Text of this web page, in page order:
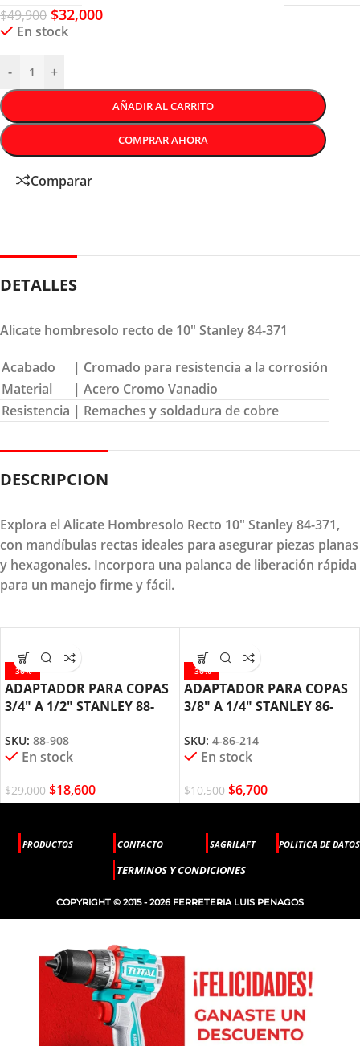
$49,900 $32,000
En stock
- +
AÑADIR AL CARRITO
COMPRAR AHORA
Comparar
DETALLES
Alicate hombresolo recto de 10″ Stanley 84-371
Acabado
| Cromado para resistencia a la corrosión
Material
| Acero Cromo Vanadio
Resistencia | Remaches y soldadura de cobre
DESCRIPCION
Explora el Alicate Hombresolo Recto 10" Stanley 84-371,
con mandíbulas rectas ideales para asegurar piezas planas
y hexagonales. Incorpora una palanca de liberación rápida
para un manejo firme y fácil.
-36%
ADAPTADOR PARA COPAS
3/4″ A 1/2″ STANLEY 88-
SKU: 88-908
En stock
$29,000 $18,600
-36%
ADAPTADOR PARA COPAS
3/8″ A 1/4″ STANLEY 86-
SKU: 4-86-214
En stock
$10,500 $6,700
PRODUCTOS CONTACTO SAGRILAFT POLITICA DE DATOS
TERMINOS Y CONDICIONES
COPYRIGHT © 2015 - 2026 FERRETERIA LUIS PENAGOS